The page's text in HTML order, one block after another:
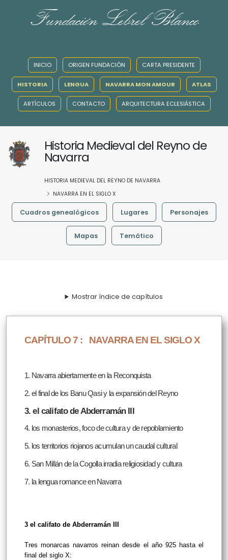
Fundación Lebrel Blanco
INICIO ORIGEN FUNDACIÓN CARTA PRESIDENTE
HISTORIA LENGUA NAVARRA MON AMOUR ATLAS
ARTÍCULOS CONTACTO ARQUITECTURA ECLESIÁSTICA
Historia Medieval del Reyno de
Navarra
HISTORIA MEDIEVAL DEL REYNO DE NAVARRA
NAVARRA EN EL SIGLO X
Cuadros genealógicos Lugares Personajes
Mapas Temático
Mostrar índice de capítulos
CAPÍTULO 7 : NAVARRA EN EL SIGLO X
1. Navarra abiertamente en la Reconquista
2. el final de los Banu Qasi y la expansión del Reyno
3. el califato de Abderramán III
4. los monasterios, foco de cultura y de repoblamiento
5. los territorios riojanos acumulan un caudal cultural
6. San Millán de la Cogolla irradia religiosidad y cultura
7. la lengua romance en Navarra
3 el califato de Abderramán III
Tres monarcas navarros reinan desde el año 925 hasta el
final del siglo X: